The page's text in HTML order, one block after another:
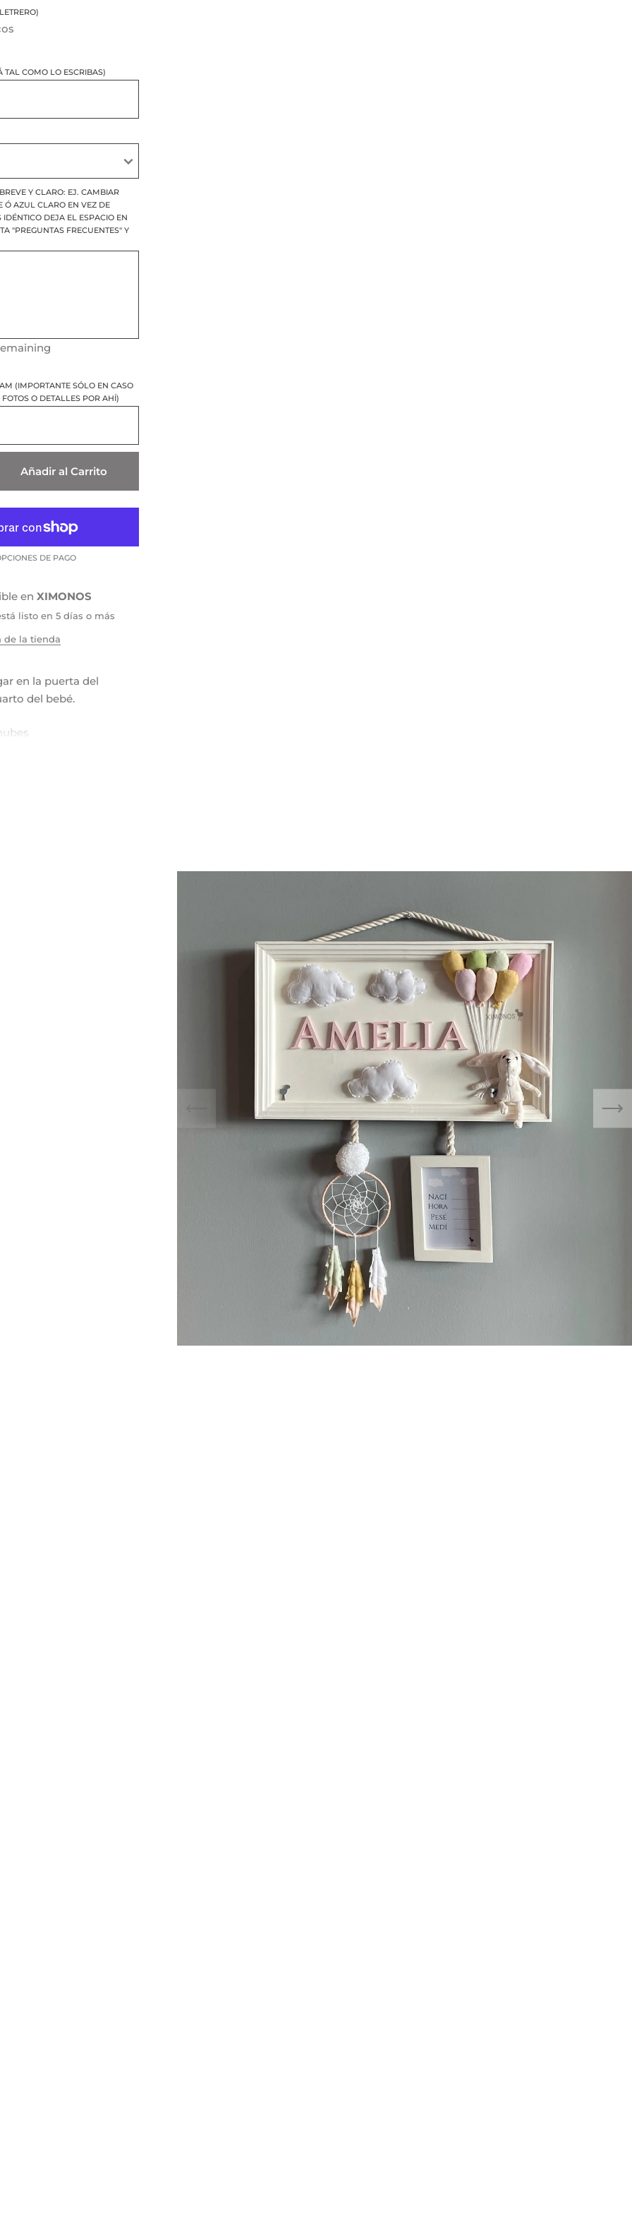
TAL COMO LO ESCRIBAS)
Y CLARO: EJ. CAMBIAR
Ó AZUL CLARO EN VEZ DE
IDÉNTICO DEJA EL ESPACIO EN
"PREGUNTAS FRECUENTES" Y
(IMPORTANTE SÓLO EN CASO
O DETALLES POR AHÍ)
Añadir al Carrito
DE PAGO
en XIMONOS
listo en 5 días o más
de la tienda
en la puerta del
del bebé.